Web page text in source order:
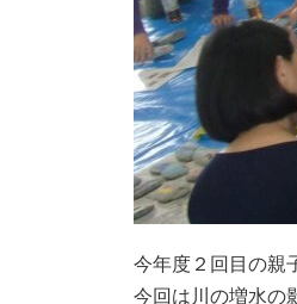
今年度２回目の親
今回は川の増水の